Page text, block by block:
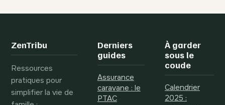
quel espace de
pour équilibrer la
supprimer les
oublis
ZenTribu
Ressources
pratiques pour
simplifier la vie de
Derniers
guides
Assurance
caravane : le
PTAC
À garder
sous le
coude
Calendrier
2025 :